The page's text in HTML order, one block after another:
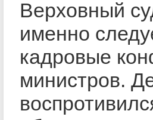
Верховный
именно
кадровые
министров.